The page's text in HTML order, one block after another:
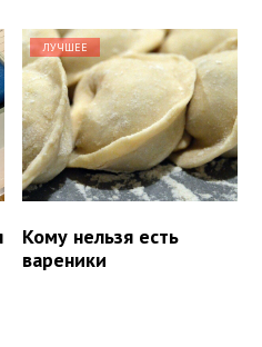
ЛУЧШЕЕ
Кому нельзя есть
вареники